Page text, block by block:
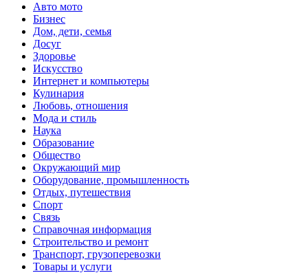
Авто мото
Бизнес
Дом, дети, семья
Досуг
Здоровье
Искусство
Интернет и компьютеры
Кулинария
Любовь, отношения
Мода и стиль
Наука
Образование
Общество
Окружающий мир
Оборудование, промышленность
Отдых, путешествия
Спорт
Связь
Справочная информация
Строительство и ремонт
Транспорт, грузоперевозки
Товары и услуги